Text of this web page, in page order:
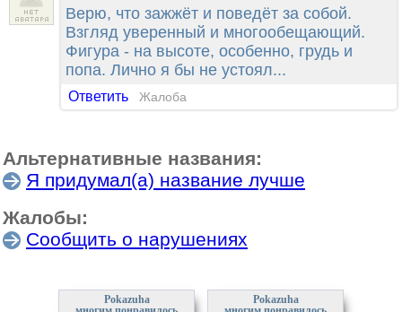
Верю, что зажжёт и поведёт за собой.
Взгляд уверенный и многообещающий.
Фигура - на высоте, особенно, грудь и
попа. Лично я бы не устоял...
Ответить Жалоба
Альтернативные названия:
Я придумал(а) название лучше
Жалобы:
Сообщить о нарушениях
Pokazuha
Pokazuha